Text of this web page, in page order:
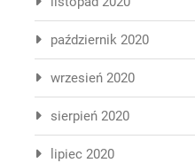
październik 2020
wrzesień 2020
sierpień 2020
lipiec 2020